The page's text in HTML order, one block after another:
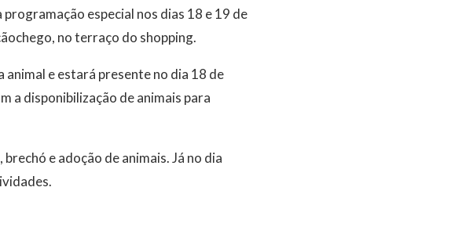
especial nos dias 18 e 19 de
no terraço do shopping.
e estará presente no dia 18 de
a disponibilização de animais para
e adoção de animais. Já no dia